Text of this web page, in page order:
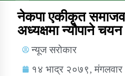
Trending Now
कुषि बिकास
नेकपा एकीकृत
अध्यक्षमा न्यौपाने चयन
न्यूज सरोकार
१४ भाद्र २०७९,